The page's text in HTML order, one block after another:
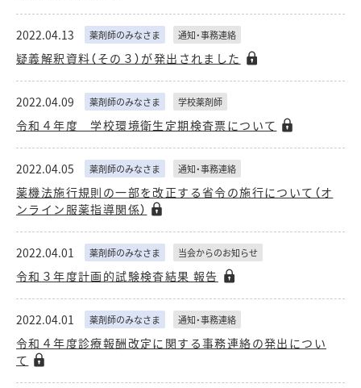
2022.04.13 薬剤師のみなさま 通知・事務連絡
疑義解釈資料（その３）が発出されました
2022.04.09 薬剤師のみなさま 学校薬剤師
令和４年度 学校環境衛生定期検査票について
2022.04.05 薬剤師のみなさま 通知・事務連絡
薬機法施行規則の一部を改正する省令の施行について（オ
ンライン服薬指導関係）
2022.04.01 薬剤師のみなさま 当会からのお知らせ
令和３年度計画的試験検査結果 報告
2022.04.01 薬剤師のみなさま 通知・事務連絡
令和４年度診療報酬改定に関する事務連絡の発出につい
て